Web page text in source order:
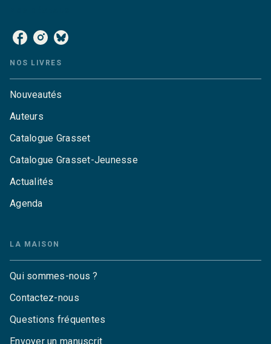
NOS LIVRES
Nouveautés
Auteurs
Catalogue Grasset
Catalogue Grasset-Jeunesse
Actualités
Agenda
LA MAISON
Qui sommes-nous ?
Contactez-nous
Questions fréquentes
Envoyer un manuscrit